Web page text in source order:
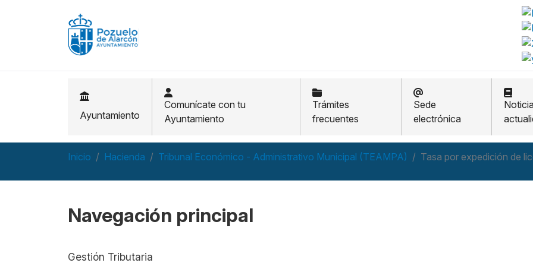
Ayuntamiento
Comunícate con tu
Ayuntamiento
Trámites
frecuentes
Sede
electrónica
Inicio Hacienda Tribunal Económico - Administrativo Municipal (TEAMPA) Tasa por expedición de
Navegación principal
Gestión Tributaria